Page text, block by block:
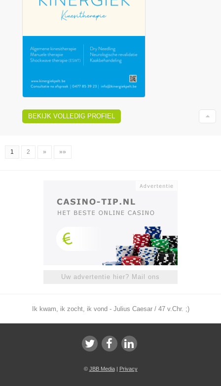
BEKIJK VOLLEDIG PROFIEL
1 2 » »»
Uw advertentie hier? Mail ons
Ik kwam, ik zocht, ik vond - Julius Caesar / 47 v.Chr. ;)
© JBB Media| Privacy